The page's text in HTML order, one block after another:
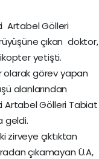
Artabel Gölleri
çıkan doktor,
yetişti.
olarak görev yapan
alanlarından
Artabel Gölleri Tabiat
geldi.
zirveye çıktıktan
çıkamayan Ü.A,